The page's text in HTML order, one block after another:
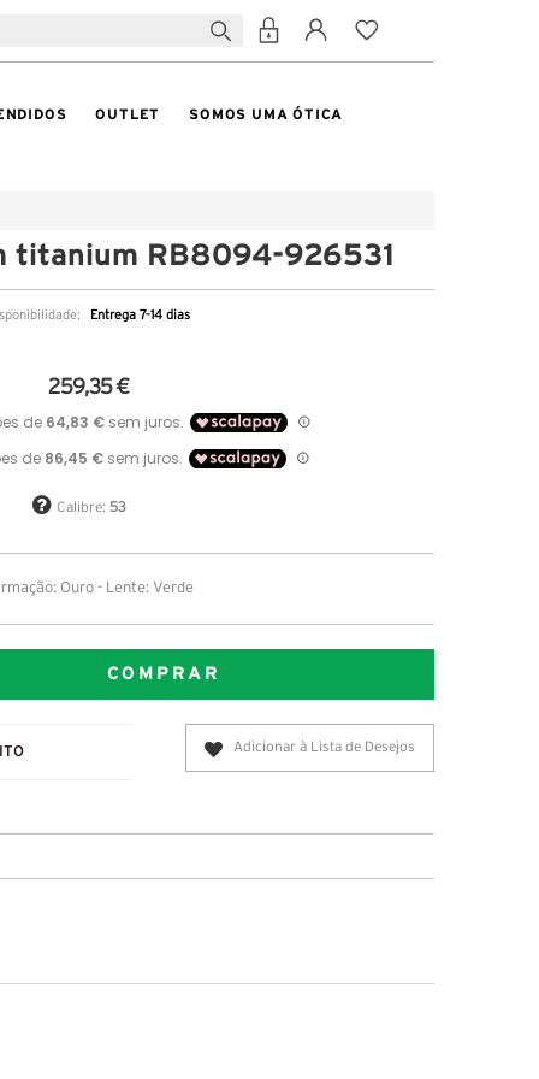
OUTLET SOMOS UMA ÓTICA
titanium RB8094-926531
Entrega 7-14 dias
259,35 €
Calibre: 53
Ouro - Lente: Verde
COMPRAR
Adicionar à Lista de Desejos